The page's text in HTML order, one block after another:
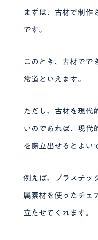
まずは、古材で制作
です。
このとき、古材でで
常道といえます。
ただし、古材を現代
いのであれば、現代
を際立出せるとよい
例えば、プラスチッ
属素材を使ったチェ
立たせてくれます。